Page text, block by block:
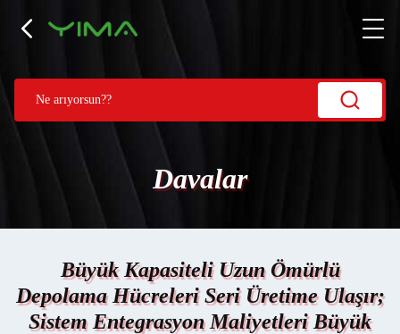
Davalar
Büyük Kapasiteli Uzun Ömürlü
Depolama Hücreleri Seri Üretime Ulaşır;
Sistem Entegrasyon Maliyetleri Büyük